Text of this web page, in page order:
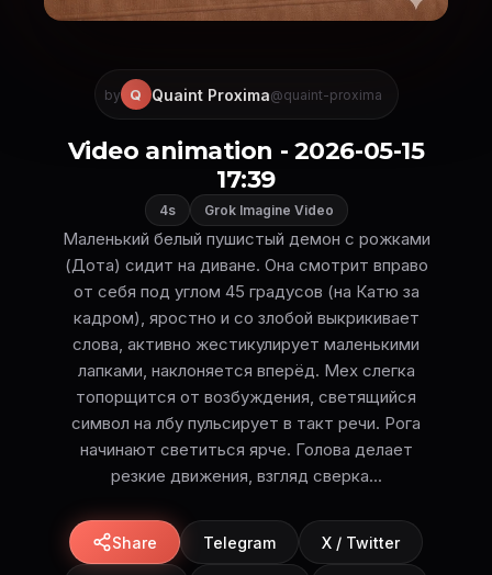
by Q Quaint Proxima@quaint-proxima
Video animation - 2026-05-15
17:39
4s Grok Imagine Video
Маленький белый пушистый демон с рожками
(Дота) сидит на диване. Она смотрит вправо
от себя под углом 45 градусов (на Катю за
кадром), яростно и со злобой выкрикивает
слова, активно жестикулирует маленькими
лапками, наклоняется вперёд. Мех слегка
топорщится от возбуждения, светящийся
символ на лбу пульсирует в такт речи. Рога
начинают светиться ярче. Голова делает
резкие движения, взгляд сверка...
Share Telegram X / Twitter